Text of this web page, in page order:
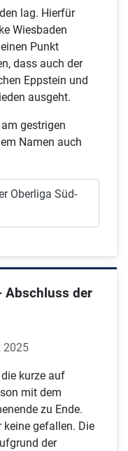
lag. Hierfür
Wiesbaden
Punkt
dass auch der
Eppstein und
ausgeht.
gestrigen
Namen auch
Oberliga Süd-
Abschluss der
2025
kurze auf
mit dem
zu Ende.
keine gefallen. Die
der